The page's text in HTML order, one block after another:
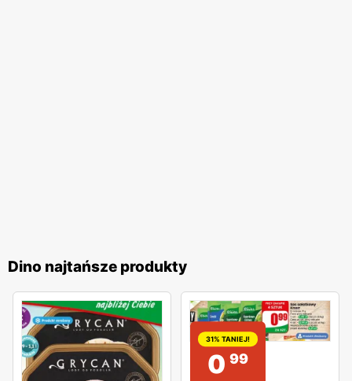
Dino najtańsze produkty
31% TANIEJ!
0 99